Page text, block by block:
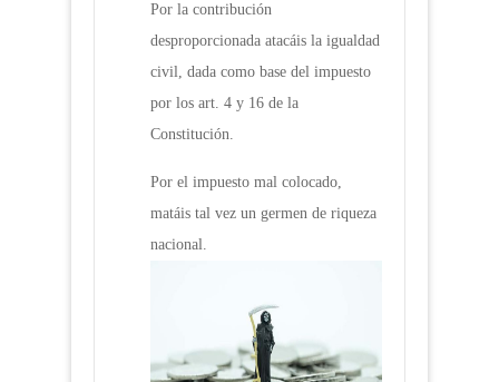
Por la contribución
desproporcionada atacáis la igualdad
civil, dada como base del impuesto
por los art. 4 y 16 de la
Constitución.
Por el impuesto mal colocado,
matáis tal vez un germen de riqueza
nacional.